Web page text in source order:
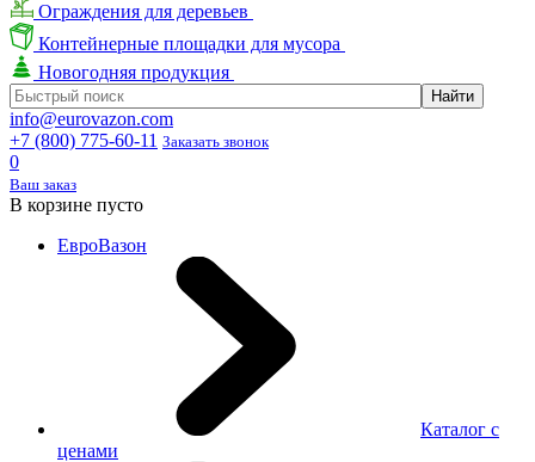
Ограждения для деревьев
Контейнерные площадки для мусора
Новогодняя продукция
info@eurovazon.com
+7 (800) 775-60-11 Заказать звонок
0
Ваш заказ
В корзине пусто
ЕвроВазон
Каталог с
ценами